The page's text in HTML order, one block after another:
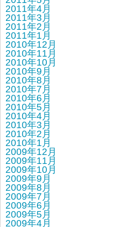
2011年4月
2011年3月
2011年2月
2011年1月
2010年12月
2010年11月
2010年10月
2010年9月
2010年8月
2010年7月
2010年6月
2010年5月
2010年4月
2010年3月
2010年2月
2010年1月
2009年12月
2009年11月
2009年10月
2009年9月
2009年8月
2009年7月
2009年6月
2009年5月
2009年4月